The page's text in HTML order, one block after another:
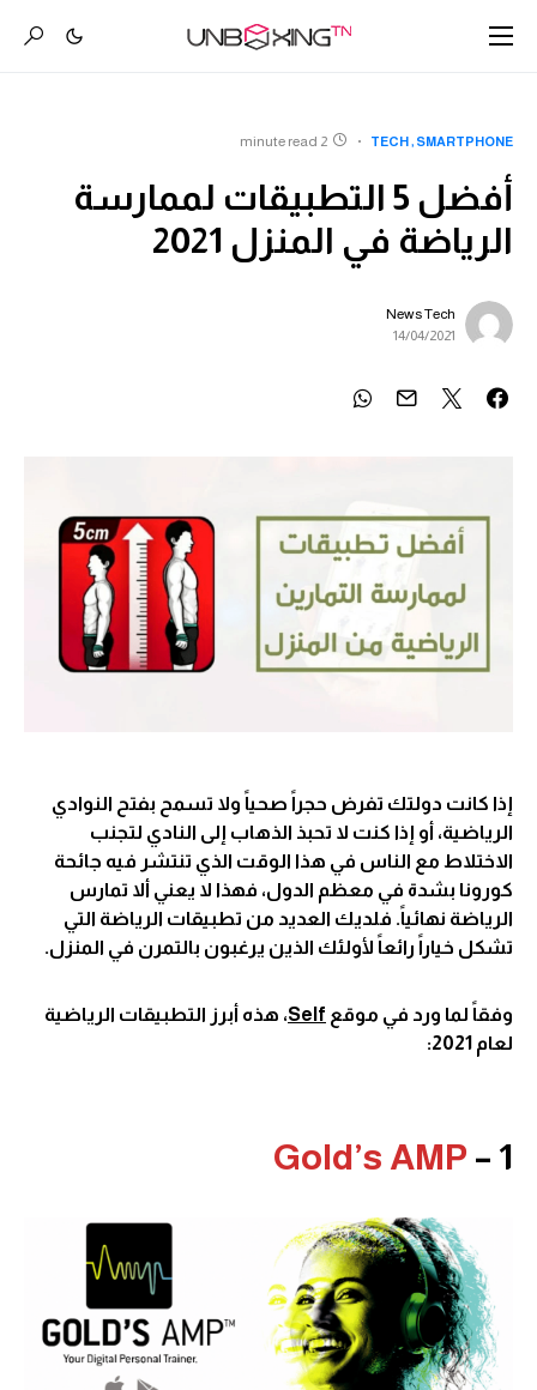
SMARTPHONE
TECH
2 minute read
أفضل 5 التطبيقات لممارسة
الرياضة في المنزل 2021
News Tech
14/04/2021
إذا كانت دولتك تفرض حجراً صحياً ولا تسمح بفتح النوادي
الرياضية، أو إذا كنت لا تحبذ الذهاب إلى النادي لتجنب
الاختلاط مع الناس في هذا الوقت الذي تنتشر فيه جائحة
كورونا بشدة في معظم الدول، فهذا لا يعني ألا تمارس
الرياضة نهائياً. فلديك العديد من تطبيقات الرياضة التي
تشكل خياراً رائعاً لأولئك الذين يرغبون بالتمرن في المنزل.
وفقاً لما ورد في موقع Self، هذه أبرز التطبيقات الرياضية
لعام 2021:
1 –
Gold’s AMP